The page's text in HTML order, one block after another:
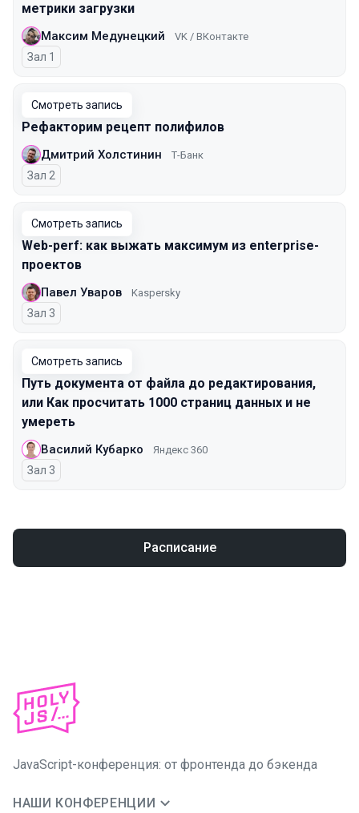
метрики загрузки
Максим Медунецкий VK / ВКонтакте
Зал 1
Смотреть запись
Рефакторим рецепт полифилов
Дмитрий Холстинин Т-Банк
Зал 2
Смотреть запись
Web-perf: как выжать максимум из enterprise-
проектов
Павел Уваров Kaspersky
Зал 3
Смотреть запись
Путь документа от файла до редактирования,
или Как просчитать 1000 страниц данных и не
умереть
Василий Кубарко Яндекс 360
Зал 3
Расписание
JavaScript-конференция: от фронтенда до бэкенда
НАШИ КОНФЕРЕНЦИИ